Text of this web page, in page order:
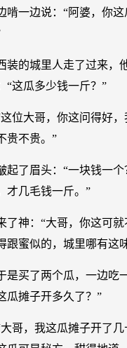
啃一边说：“阿婆，你
装的城里人走了过来，
“这瓜多少钱一斤？”
位大哥，你这问得好
贵不贵。”
起了眉头：“一块钱一个
才几毛钱一斤。”
了神：“大哥，你这可
跟蜜似的，城里哪有这
是买了两个瓜，一边吃
瓜摊子开多久了？”
哥，我这瓜摊子开了